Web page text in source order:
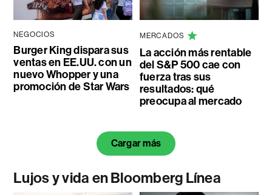
NEGOCIOS
Burger King dispara sus
ventas en EE.UU. con un
nuevo Whopper y una
promoción de Star Wars
MERCADOS
La acción más rentable
del S&P 500 cae con
fuerza tras sus
resultados: qué
preocupa al mercado
Cargar más
Lujos y vida en Bloomberg Línea